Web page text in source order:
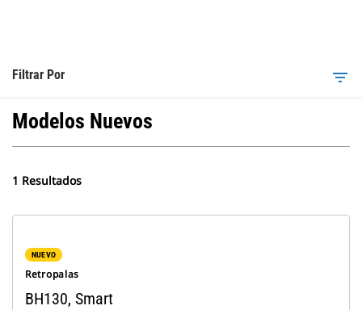
Filtrar Por filter_list
Modelos Nuevos
1 Resultados
NUEVO
Retropalas
BH130, Smart